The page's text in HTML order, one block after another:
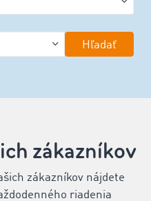
Hľadať
zákazníkov
zákazníkov nájdete
riadenia